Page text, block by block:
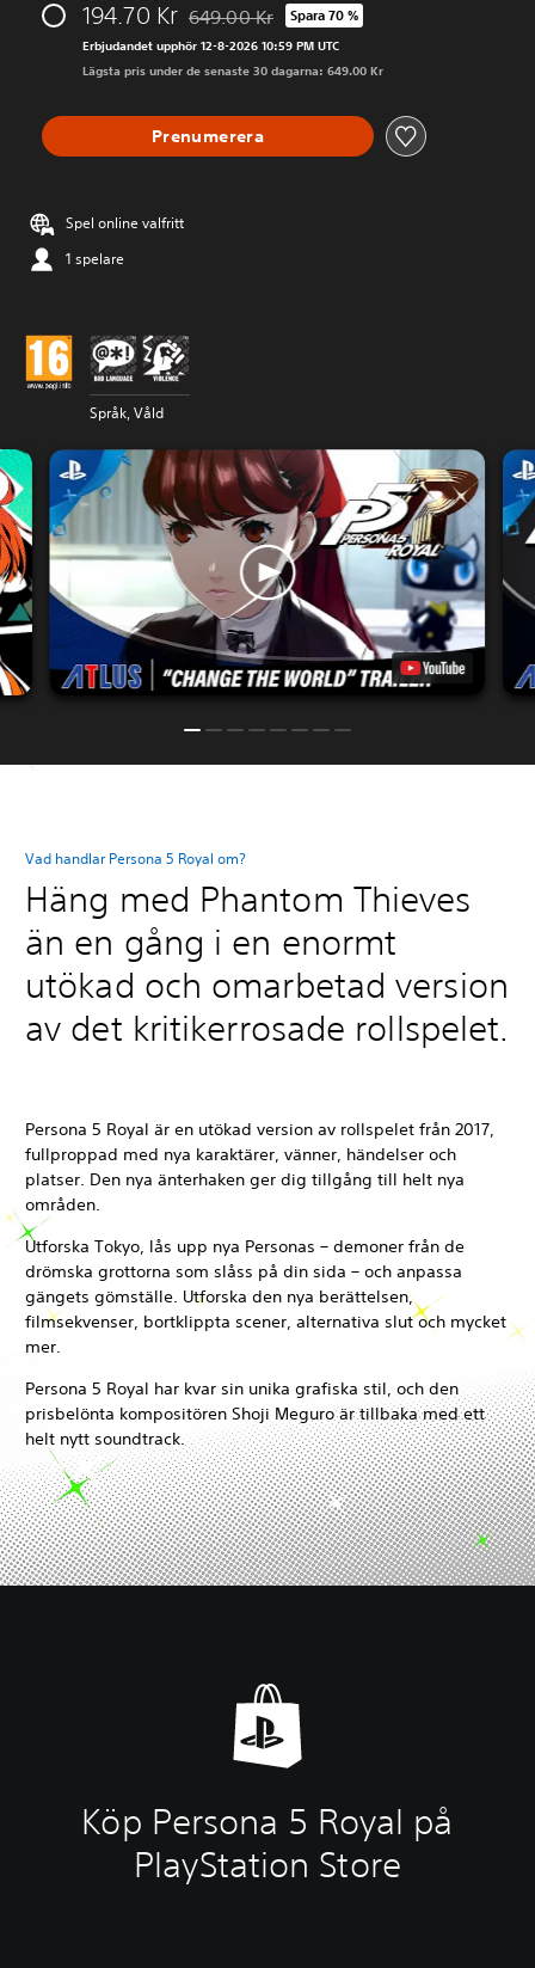
194.70 Kr Nedsatt från ursprungspriset på 649.00 Kr
649.00 Kr Spara 70 %
Erbjudandet upphör 12-8-2026 10:59 PM UTC
Lägsta pris under de senaste 30 dagarna: 649.00 Kr
Prenumerera
Spel online valfritt
1 spelare
Språk, Våld
Vad handlar Persona 5 Royal om?
Häng med Phantom Thieves
än en gång i en enormt
utökad och omarbetad version
av det kritikerrosade rollspelet.
Persona 5 Royal är en utökad version av rollspelet från 2017,
fullproppad med nya karaktärer, vänner, händelser och
platser. Den nya änterhaken ger dig tillgång till helt nya
områden.
Utforska Tokyo, lås upp nya Personas – demoner från de
drömska grottorna som slåss på din sida – och anpassa
gängets gömställe. Utforska den nya berättelsen,
filmsekvenser, bortklippta scener, alternativa slut och mycket
mer.
Persona 5 Royal har kvar sin unika grafiska stil, och den
prisbelönta kompositören Shoji Meguro är tillbaka med ett
helt nytt soundtrack.
Köp Persona 5 Royal på
PlayStation Store